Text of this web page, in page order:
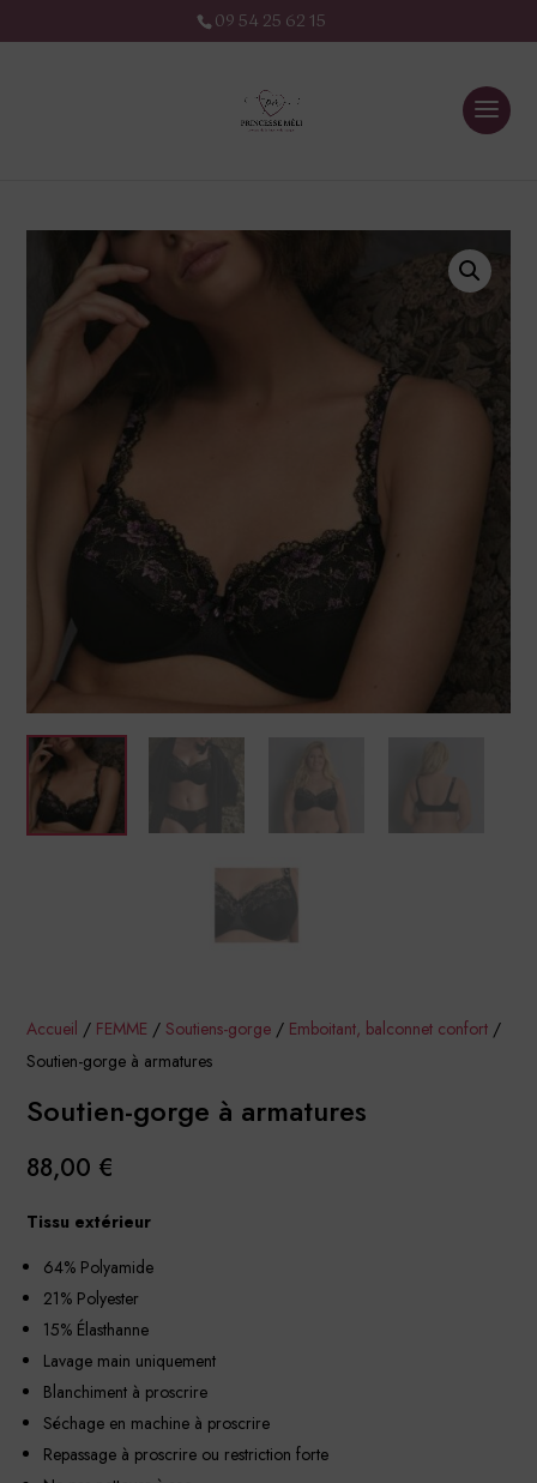
09 54 25 62 15
Accueil / FEMME / Soutiens-gorge / Emboitant, balconnet confort /
Soutien-gorge à armatures
Soutien-gorge à armatures
88,00 €
Tissu extérieur
64% Polyamide
21% Polyester
15% Élasthanne
Lavage main uniquement
Blanchiment à proscrire
Séchage en machine à proscrire
Repassage à proscrire ou restriction forte